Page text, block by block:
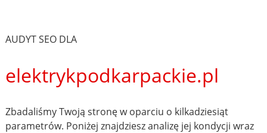
AUDYT SEO DLA
elektrykpodkarpackie.pl
Zbadaliśmy Twoją stronę w oparciu o kilkadziesiąt
parametrów. Poniżej znajdziesz analizę jej kondycji wraz